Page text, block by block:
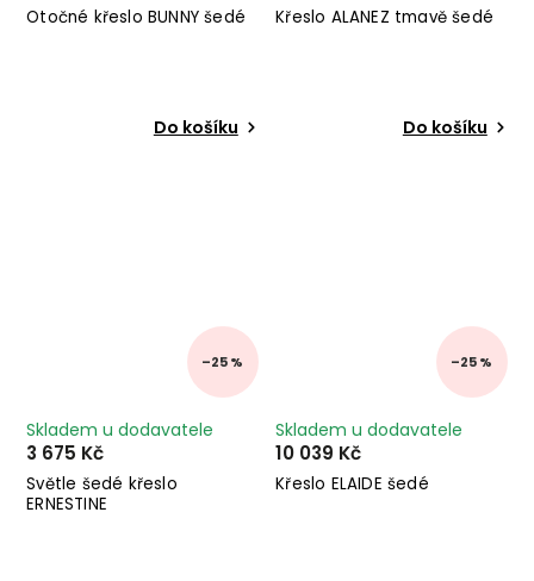
Otočné křeslo BUNNY šedé
Do košíku
Křeslo ALANEZ tmavě šedé
Do košíku
–25 %
Světle šedé křeslo
ERNESTINE
Skladem u dodavatele
3 675 Kč
–25 %
Křeslo ELAIDE šedé
Skladem u dodavatele
10 039 Kč